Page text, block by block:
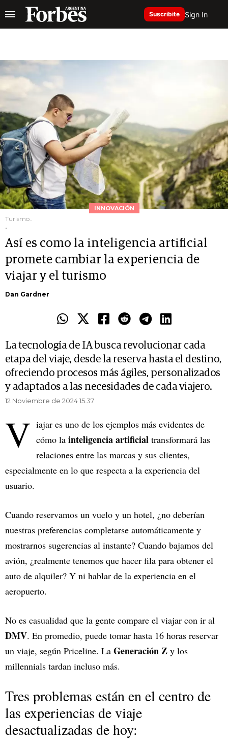
Suscribite Sign In
INNOVACIÓN
Turismo..
.
Así es como la inteligencia artificial
promete cambiar la experiencia de
viajar y el turismo
Dan Gardner
La tecnología de IA busca revolucionar cada
etapa del viaje, desde la reserva hasta el destino,
ofreciendo procesos más ágiles, personalizados
y adaptados a las necesidades de cada viajero.
12 Noviembre de 2024 15.37
V iajar es uno de los ejemplos más evidentes de
cómo la inteligencia artificial transformará las
relaciones entre las marcas y sus clientes,
especialmente en lo que respecta a la experiencia del
usuario.
Cuando reservamos un vuelo y un hotel, ¿no deberían
nuestras preferencias completarse automáticamente y
mostrarnos sugerencias al instante? Cuando bajamos del
avión, ¿realmente tenemos que hacer fila para obtener el
auto de alquiler? Y ni hablar de la experiencia en el
aeropuerto.
No es casualidad que la gente compare el viajar con ir al
DMV. En promedio, puede tomar hasta 16 horas reservar
un viaje, según Priceline. La Generación Z y los
millennials tardan incluso más.
Tres problemas están en el centro de
las experiencias de viaje
desactualizadas de hoy: